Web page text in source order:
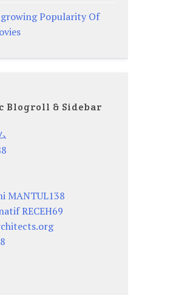
Popularity Of
Blogroll & Sidebar
MANTUL138
RECEH69